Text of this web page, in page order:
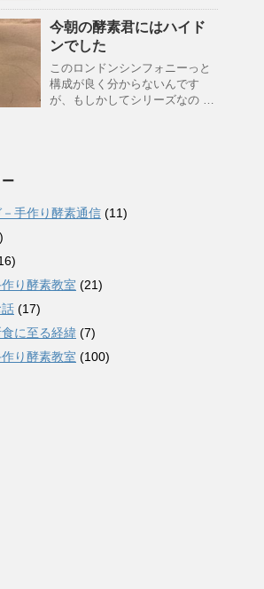
今朝の酵素君にはハイド
ンでした
このロンドンシンフォニーっと
構成が良く分からないんです
が、もしかしてシリーズなの …
－手作り酵素通信 (11)
り酵素教室 (21)
(17)
に至る経緯 (7)
り酵素教室 (100)